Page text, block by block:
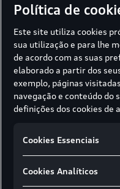
A5
desde60.271,00 €
Consumo de
Emissões de CO₂
Política de
Este site utiliza cookies
sua utilização e para lhe
de acordo com as suas
elaborado a partir dos
exemplo, páginas
navegação e conteúdo do
definições dos cookies de
informações sobre como
Cookies Essenciais
Cookies Analíticos